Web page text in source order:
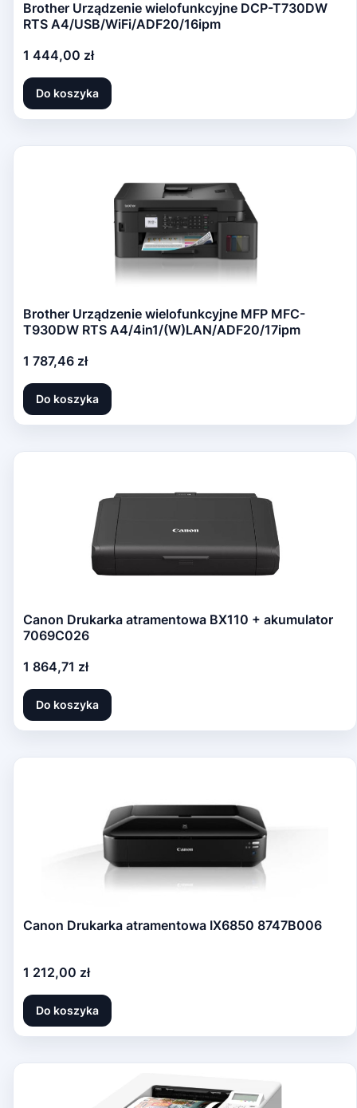
Brother Urządzenie wielofunkcyjne DCP-T730DW
RTS A4/USB/WiFi/ADF20/16ipm
Cena
1 444,00 zł
Do koszyka
Brother Urządzenie wielofunkcyjne MFP MFC-
T930DW RTS A4/4in1/(W)LAN/ADF20/17ipm
Cena
1 787,46 zł
Do koszyka
Canon Drukarka atramentowa BX110 + akumulator
7069C026
Cena
1 864,71 zł
Do koszyka
Canon Drukarka atramentowa IX6850 8747B006
Cena
1 212,00 zł
Do koszyka